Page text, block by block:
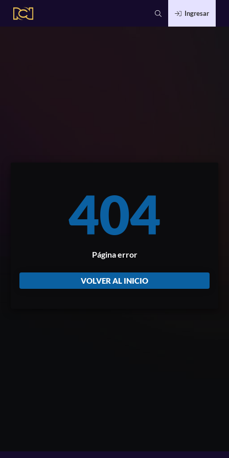
Ingresar
404
Página error
VOLVER AL INICIO